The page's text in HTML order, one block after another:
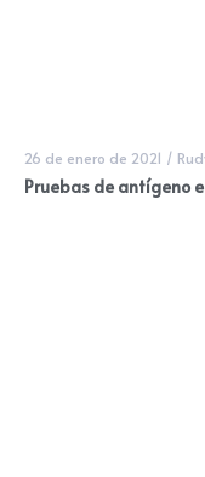
26 de enero de 2021 /
Pruebas de antígeno